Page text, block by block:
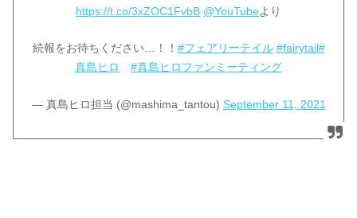
https://t.co/3xZOC1FvbB @YouTubeより
続報をお待ちください…！！ #フェアリーテイル #fairytail#
真島ヒロ
#真島ヒロファンミーティング
— 真島ヒロ担当 (@mashima_tantou) September 11, 2021